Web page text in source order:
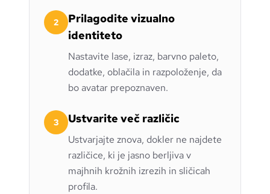
2
Prilagodite vizualno
identiteto
Nastavite lase, izraz, barvno paleto,
dodatke, oblačila in razpoloženje, da
bo avatar prepoznaven.
3 Ustvarite več različic
Ustvarjajte znova, dokler ne najdete
različice, ki je jasno berljiva v
majhnih krožnih izrezih in sličicah
profila.